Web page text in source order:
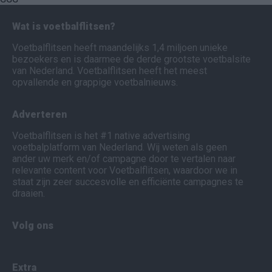
Wat is voetbalflitsen?
Voetbalflitsen heeft maandelijks 1,4 miljoen unieke
bezoekers en is daarmee de derde grootste voetbalsite
van Nederland. Voetbalflitsen heeft het meest
opvallende en grappige voetbalnieuws.
Adverteren
Voetbalflitsen is het #1 native advertising
voetbalplatform van Nederland. Wij weten als geen
ander uw merk en/of campagne door te vertalen naar
relevante content voor Voetbalflitsen, waardoor we in
staat zijn zeer succesvolle en efficiënte campagnes te
draaien.
Volg ons
Extra